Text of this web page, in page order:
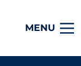
MENU